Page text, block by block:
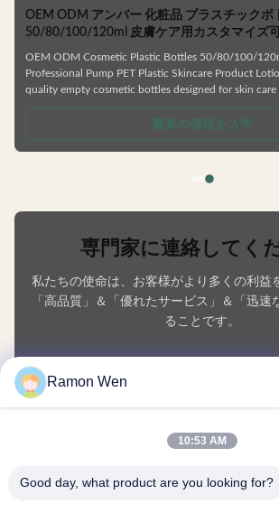
OEM ODM アンバー 化粧品 プラスチックボ
50/80/100/120ml 皮膚ケア用カスタマイズ
OEM ODM Cosmetic Plastic Bottles 50/80/100/
Professional Pump PET Plastic Skincare Product
quality empty cosmetic bottles designed for skin care
Manufactured from durable, environmentally friendly
deformation and are fully recyclable. Available in
Choose from 50ml, 80ml, 100ml, or 120ml sizes to
最高の価格を入手
専門家に連絡してく
私たちの使命は、お客様がより多くの利益
「高品質」＆「優れたサービス」＆「迅速
ることです。
あなたの名前
Ramon Wen
10:53 AM
Good day, what product are you looking for?